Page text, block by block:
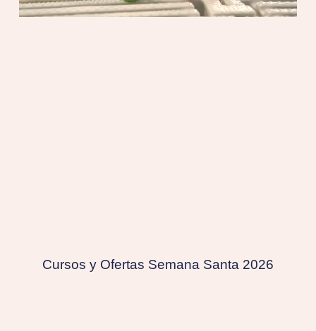
Cursos y Ofertas Semana Santa 2026